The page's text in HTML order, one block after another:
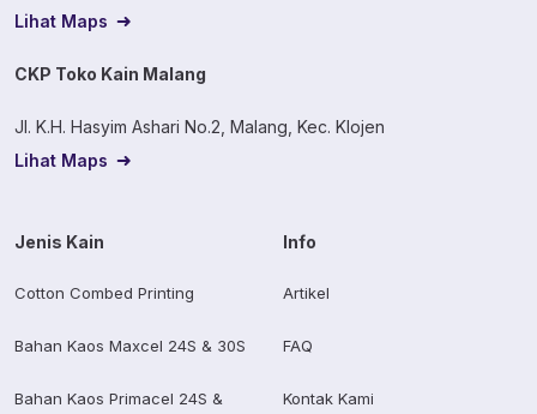
Lihat Maps
CKP Toko Kain Malang
Jl. K.H. Hasyim Ashari No.2, Malang, Kec. Klojen
Lihat Maps
Jenis Kain
Cotton Combed Printing
Bahan Kaos Maxcel 24S & 30S
Bahan Kaos Primacel 24S &
Info
Artikel
FAQ
Kontak Kami